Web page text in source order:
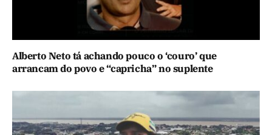
Alberto Neto tá achando pouco o ‘couro’ que
arrancam do povo e “capricha” no suplente